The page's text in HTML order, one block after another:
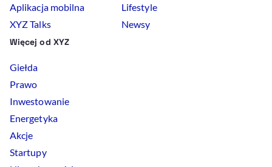
Aplikacja mobilna
XYZ Talks
Lifestyle
Newsy
Więcej od XYZ
Giełda
Prawo
Inwestowanie
Energetyka
Akcje
Startupy